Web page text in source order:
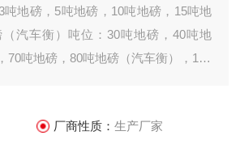
地磅，5吨地磅，10吨地磅，15吨地
汽车衡）吨位：30吨地磅，40吨地
70吨地磅，80吨地磅（汽车衡），100
16米12米9米厂商性质： 生产厂家